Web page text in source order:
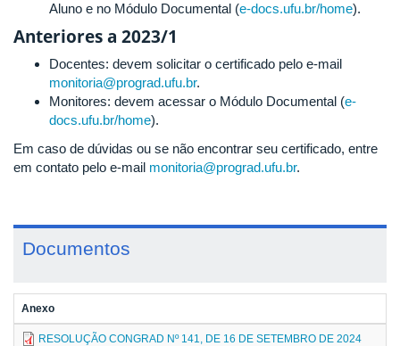
Aluno e no Módulo Documental (e-docs.ufu.br/home).
Anteriores a 2023/1
Docentes: devem solicitar o certificado pelo e-mail
monitoria@prograd.ufu.br.
Monitores: devem acessar o Módulo Documental (e-
docs.ufu.br/home).
Em caso de dúvidas ou se não encontrar seu certificado, entre
em contato pelo e-mail monitoria@prograd.ufu.br.
Documentos
Anexo
RESOLUÇÃO CONGRAD Nº 141, DE 16 DE SETEMBRO DE 2024